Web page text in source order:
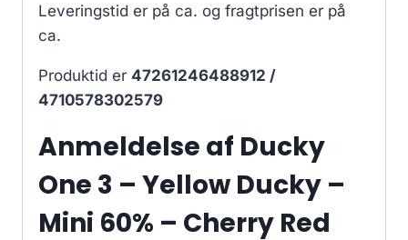
Leveringstid er på ca. og fragtprisen er på
ca.
Produktid er 47261246488912 /
4710578302579
Anmeldelse af Ducky
One 3 – Yellow Ducky –
Mini 60% – Cherry Red